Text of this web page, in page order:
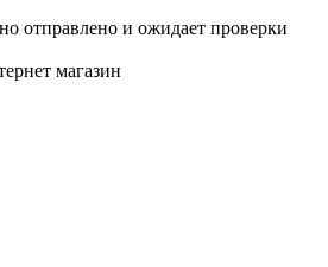
отправлено и ожидает проверки
магазин